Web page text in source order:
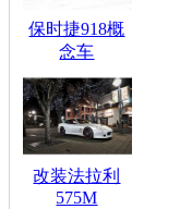
保时捷918概
念车
改装法拉利
575M